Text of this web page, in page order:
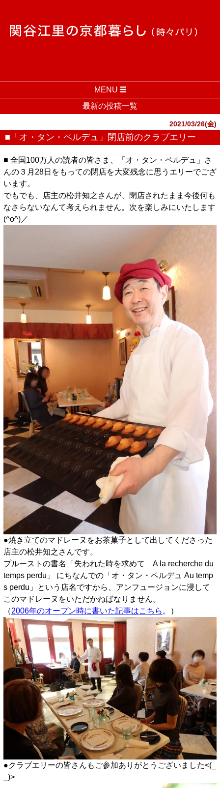
MENU
最新の投稿一覧
2021/03/26(金)
■「オ・タン・ペルデュ」閉店前のクラブエリー
■ 全国100万人の読者の皆さま、「オ・タン・ペルデュ」さ
んの３月28日をもっての閉店を大変残念に思うエリーでござ
います。
でもでも、店主の松井知之さんが、閉店されたまま今後何も
なさらないなんて考えられません。次を楽しみにいたします
(^o^)／
●焼き立てのマドレーヌをお茶菓子として出してくださった
店主の松井知之さんです。
プルーストの書名「失われた時を求めて A la recherche du
temps perdu」 にちなんでの「オ・タン・ペルデュ Au temp
s perdu」という店名ですから、アンフュージョンに浸して
このマドレーヌをいただかねばなりません。
（2006年のオープン時に書いた記事はこちら。）
●クラブエリーの皆さんもご参加ありがとうございました<(_
_)>